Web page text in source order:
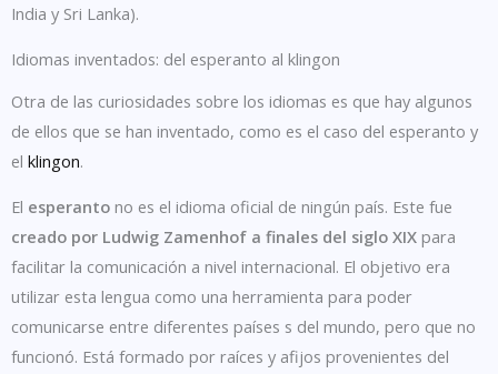
India y Sri Lanka).
Idiomas inventados: del esperanto al klingon
Otra de las curiosidades sobre los idiomas es que hay algunos
de ellos que se han inventado, como es el caso del esperanto y
el klingon.
El esperanto no es el idioma oficial de ningún país. Este fue
creado por Ludwig Zamenhof a finales del siglo XIX para
facilitar la comunicación a nivel internacional. El objetivo era
utilizar esta lengua como una herramienta para poder
comunicarse entre diferentes países s del mundo, pero que no
funcionó. Está formado por raíces y afijos provenientes del